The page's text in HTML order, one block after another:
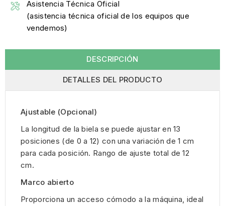
Asistencia Técnica Oficial
(asistencia técnica oficial de los equipos que
vendemos)
DESCRIPCIÓN
DETALLES DEL PRODUCTO
Ajustable (Opcional)
La longitud de la biela se puede ajustar en 13
posiciones (de 0 a 12) con una variación de 1 cm
para cada posición. Rango de ajuste total de 12
cm.
Marco abierto
Proporciona un acceso cómodo a la máquina, ideal